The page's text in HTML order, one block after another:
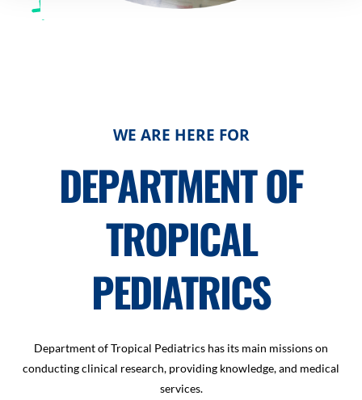
WE ARE HERE FOR
DEPARTMENT OF
TROPICAL
PEDIATRICS
Department of Tropical Pediatrics has its main missions on
conducting clinical research, providing knowledge, and medical
services.